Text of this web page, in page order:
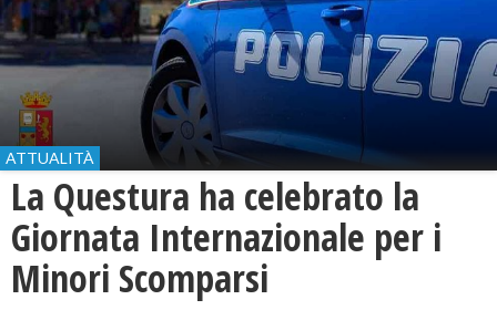
ATTUALITÀ
La Questura ha celebrato la
Giornata Internazionale per i
Minori Scomparsi